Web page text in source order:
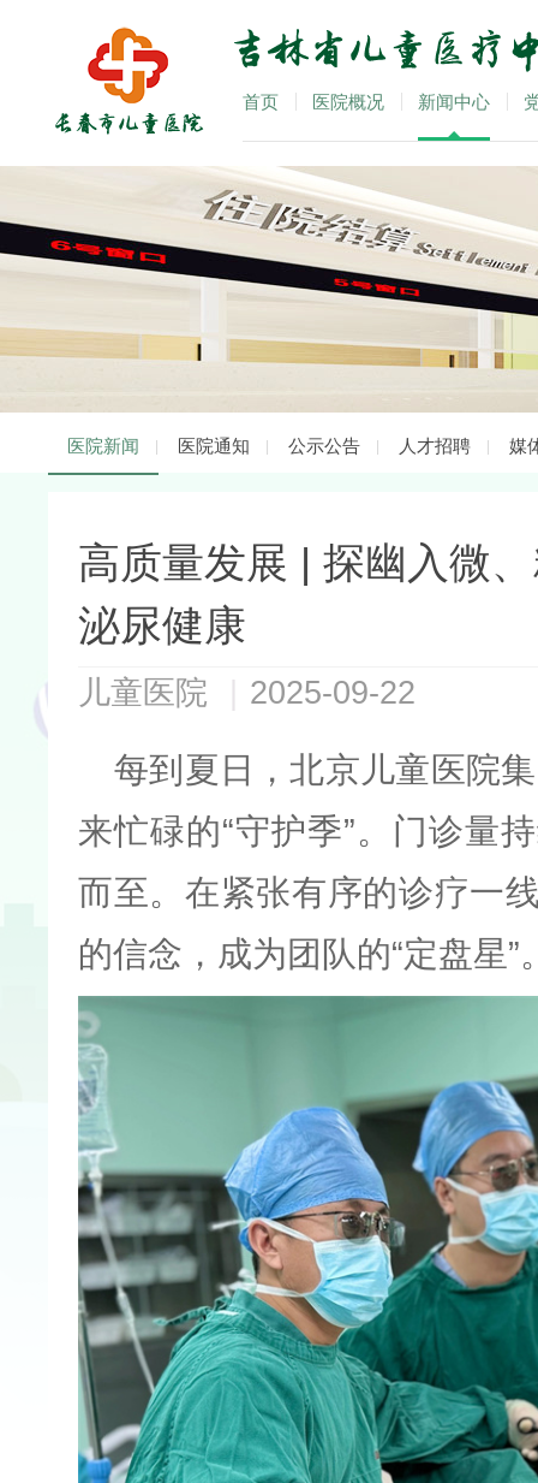
首页 医院概况 新闻中心
医院新闻 医院通知 公示公告 人才招聘 媒
高质量发展 | 探幽入微
泌尿健康
儿童医院 2025-09-22
每到夏日，北京儿童医院
来忙碌的“守护季”。门诊量
而至。在紧张有序的诊疗一
的信念，成为团队的“定盘星”